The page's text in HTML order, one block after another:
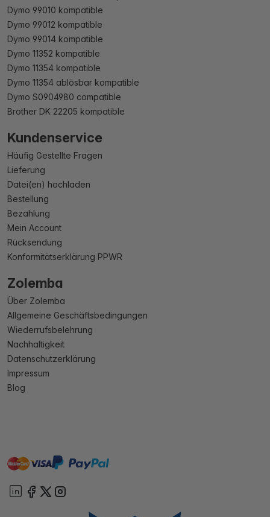
Dymo 99010 kompatible
Dymo 99012 kompatible
Dymo 99014 kompatible
Dymo 11352 kompatible
Dymo 11354 kompatible
Dymo 11354 ablösbar kompatible
Dymo S0904980 compatible
Brother DK 22205 kompatible
Kundenservice
Häufig Gestellte Fragen
Lieferung
Datei(en) hochladen
Bestellung
Bezahlung
Mein Account
Rücksendung
Konformitätserklärung PPWR
Zolemba
Über Zolemba
Allgemeine Geschäftsbedingungen
Wiederrufsbelehrung
Nachhaltigkeit
Datenschutzerklärung
Impressum
Blog
mastervisa paypal